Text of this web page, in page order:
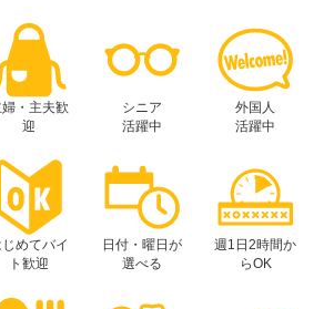
婦・主夫歓
迎
シニア
活躍中
外国人
活躍中
めてバイ
ト歓迎
日付・曜日が
選べる
週1日2時間か
らOK